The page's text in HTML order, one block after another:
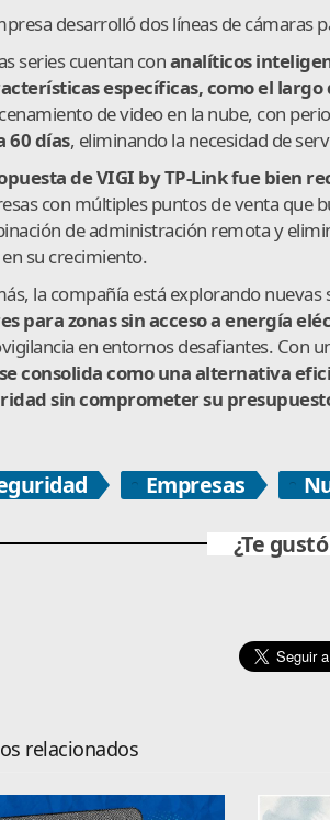
desarrolló dos líneas de cámaras
series cuentan conanalíticos
específicas, como el largo
de video en la nube, con
60 días, eliminando la necesidad de
de VIGI by TP-Link fue bien
con múltiples puntos de venta que
de administración remota y
en su crecimiento.
la compañía está explorando nuevas
para zonas sin acceso a energía
en entornos desafiantes. Con
consolida como una alternativa
sin comprometer su
Empresas
¿Te
relacionados